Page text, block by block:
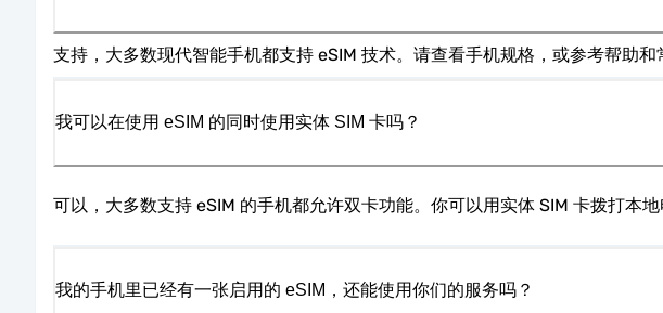
支持，大多数现代智能手机都支持 eSIM 技术。请查看手机规格，或参考帮助
我可以在使用 eSIM 的同时使用实体 SIM 卡吗？
可以，大多数支持 eSIM 的手机都允许双卡功能。你可以用实体 SIM 卡拨打本
我的手机里已经有一张启用的 eSIM，还能使用你们的服务吗？